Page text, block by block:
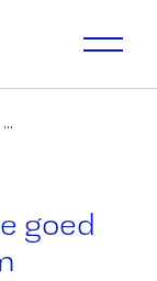
Bedrijfsovername: doe goed onderzoek en voorkom aansprakelijkheid
goed